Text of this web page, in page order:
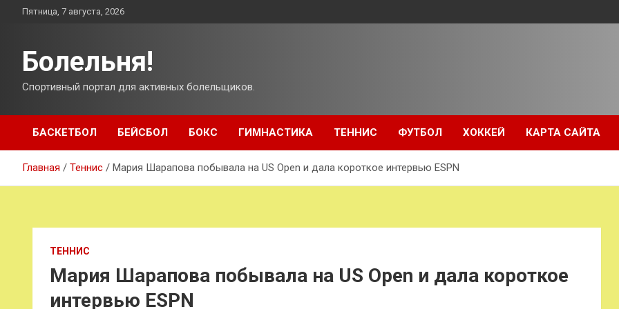
ПерейтиПятница, 7 августа, 2026
Болельня!
Спортивный портал для активных болельщиков.
БАСКЕТБОЛ БЕЙСБОЛ БОКС ГИМНАСТИКА ТЕННИС ФУТБОЛ ХОККЕЙ КАРТА САЙТА
Главная Теннис Мария Шарапова побывала на US Open и дала короткое интервью ESPN
ТЕННИС
Мария Шарапова побывала на US Open и дала короткое
интервью ESPN